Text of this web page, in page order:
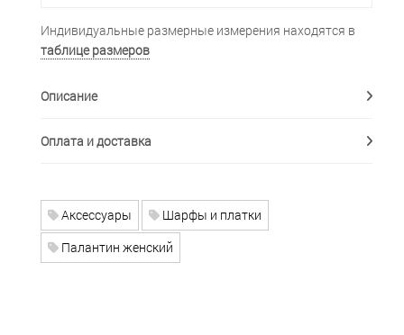
Индивидуальные размерные измерения находятся в
таблице размеров
Описание
Оплата и доставка
Аксессуары
Шарфы и платки
Палантин женский